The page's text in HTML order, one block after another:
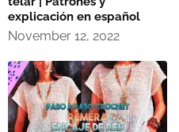
explicación en español
November 12, 2022